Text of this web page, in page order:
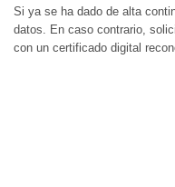
Si ya se ha dado de alta
datos. En caso contrario,
con un certificado digital